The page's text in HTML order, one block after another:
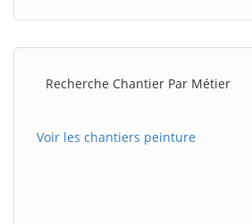
Recherche Chantier Par Métier
Voir les chantiers peinture